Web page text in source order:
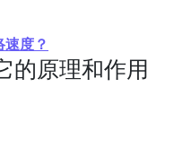
度？
的原理和作用